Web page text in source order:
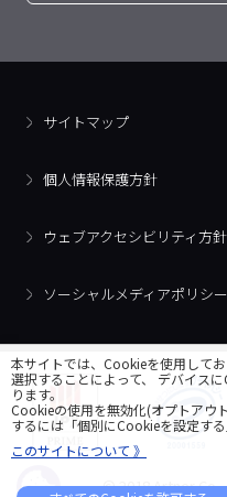
サイトマップ
個人情報保護方針
ウェブアクセシビリティ方針
ソーシャルメディアポリシー
© 2018 Artner
本サイトでは、Cookieを使用して
選択することによって、 デバイス
ります。
Cookieの使用を無効化(オプトアウ
するには「個別にCookieを設定する
このサイトについて 》